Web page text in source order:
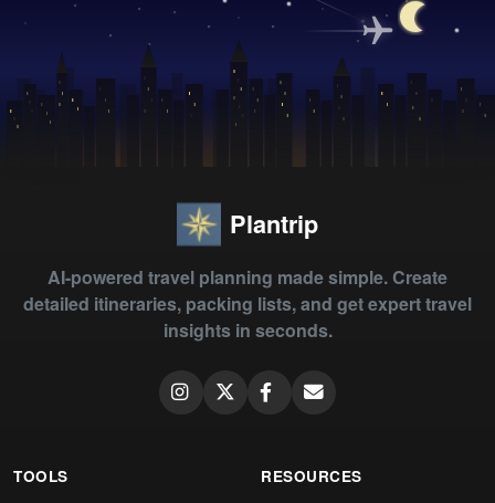
Plantrip
AI-powered travel planning made simple. Create
detailed itineraries, packing lists, and get expert travel
insights in seconds.
TOOLS RESOURCES